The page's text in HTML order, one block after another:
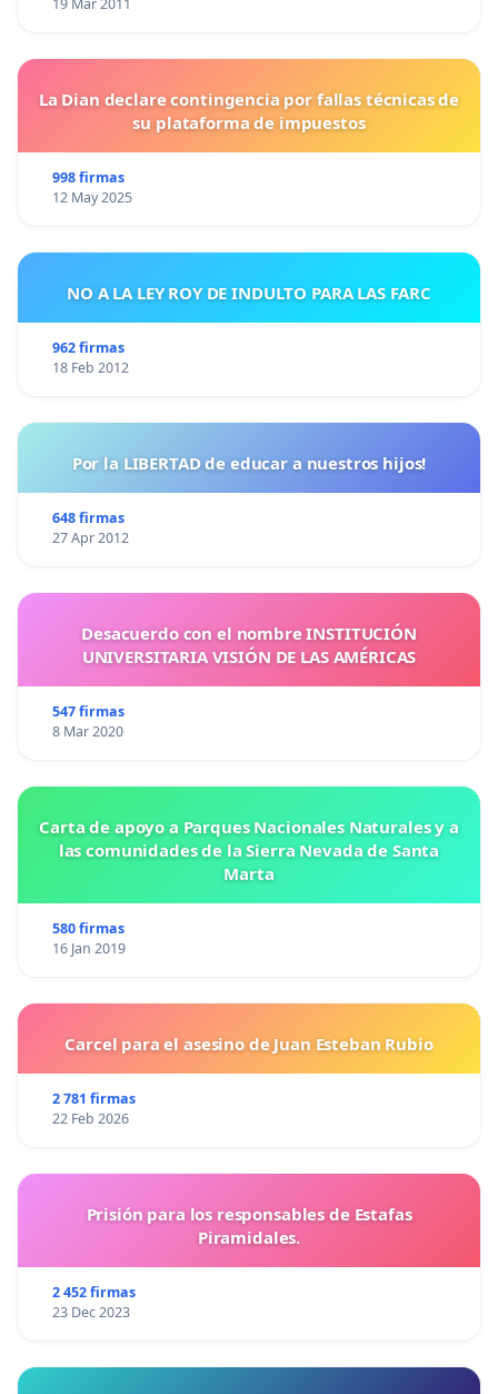
La Dian declare contingencia por fallas técnicas de
su plataforma de impuestos
998 firmas
12 May 2025
NO A LA LEY ROY DE INDULTO PARA LAS FARC
962 firmas
18 Feb 2012
Por la LIBERTAD de educar a nuestros hijos!
648 firmas
27 Apr 2012
Desacuerdo con el nombre INSTITUCIÓN
UNIVERSITARIA VISIÓN DE LAS AMÉRICAS
547 firmas
8 Mar 2020
Carta de apoyo a Parques Nacionales Naturales y a
las comunidades de la Sierra Nevada de Santa
Marta
580 firmas
16 Jan 2019
Carcel para el asesino de Juan Esteban Rubio
2 781 firmas
22 Feb 2026
Prisión para los responsables de Estafas
Piramidales.
2 452 firmas
23 Dec 2023